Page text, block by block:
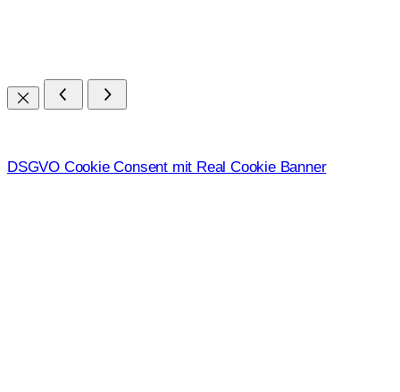
DSGVO Cookie Consent mit Real Cookie Banner